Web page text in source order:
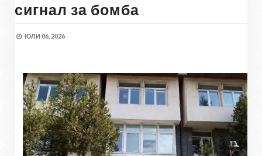
сигнал за бомба
ЮЛИ 06, 2026